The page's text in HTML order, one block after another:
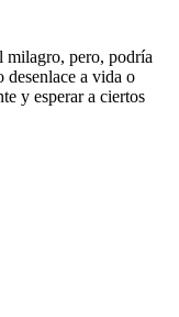
pero, podría
desenlace a vida o
y esperar a ciertos